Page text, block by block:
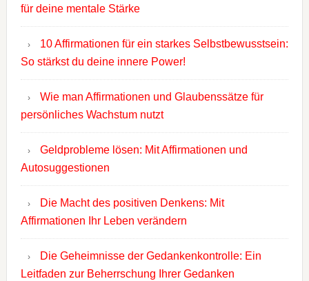
für deine mentale Stärke
10 Affirmationen für ein starkes Selbstbewusstsein:
So stärkst du deine innere Power!
Wie man Affirmationen und Glaubenssätze für
persönliches Wachstum nutzt
Geldprobleme lösen: Mit Affirmationen und
Autosuggestionen
Die Macht des positiven Denkens: Mit
Affirmationen Ihr Leben verändern
Die Geheimnisse der Gedankenkontrolle: Ein
Leitfaden zur Beherrschung Ihrer Gedanken